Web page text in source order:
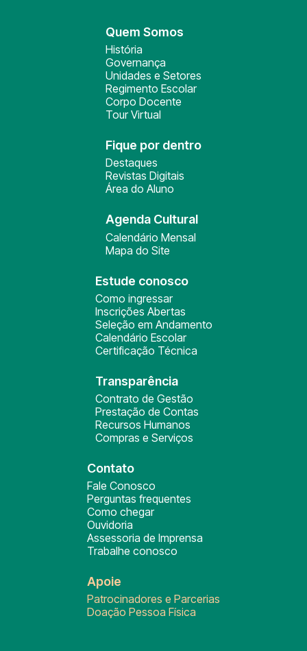
Quem Somos
História
Governança
Unidades e Setores
Regimento Escolar
Corpo Docente
Tour Virtual
Fique por dentro
Destaques
Revistas Digitais
Área do Aluno
Agenda Cultural
Calendário Mensal
Mapa do Site
Estude conosco
Como ingressar
Inscrições Abertas
Seleção em Andamento
Calendário Escolar
Certificação Técnica
Transparência
Contrato de Gestão
Prestação de Contas
Recursos Humanos
Compras e Serviços
Contato
Fale Conosco
Perguntas frequentes
Como chegar
Ouvidoria
Assessoria de Imprensa
Trabalhe conosco
Apoie
Patrocinadores e Parcerias
Doação Pessoa Física